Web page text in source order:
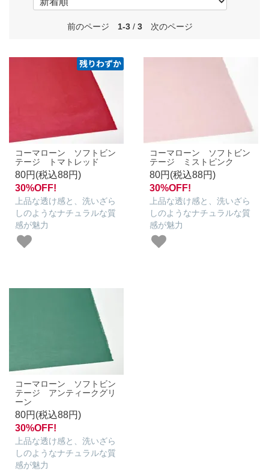
前のページ 1-3 / 3 次のページ
コーマローン ソフトビン
テージ トマトレッド
80円(税込88円)
30%OFF!
上品な透け感と、洗いざら
しのようなナチュラルな質
感が魅力
コーマローン ソフトビン
テージ ミストピンク
80円(税込88円)
30%OFF!
上品な透け感と、洗いざら
しのようなナチュラルな質
感が魅力
コーマローン ソフトビン
テージ アンティークグリ
ーン
80円(税込88円)
30%OFF!
上品な透け感と、洗いざら
しのようなナチュラルな質
感が魅力